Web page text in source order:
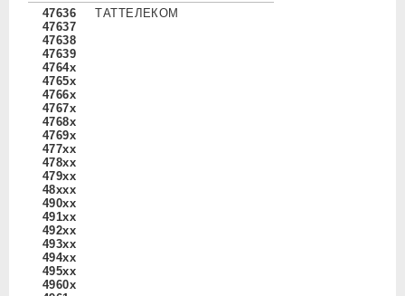
47636
47637
47638
47639
4764x
4765x
4766x
4767x
4768x
4769x
477xx
478xx
479xx
48xxx
490xx
491xx
492xx
493xx
494xx
495xx
4960x
ТАТТЕЛЕКОМ